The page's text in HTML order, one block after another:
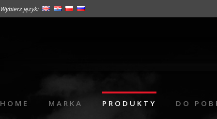
Wybierz język:
HOME MARKA PRODUKTY DO